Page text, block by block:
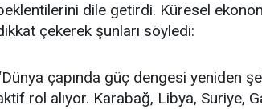
dile getirdi. Küresel
çekerek şunları söyledi:
çapında güç dengesi yeniden
rol alıyor. Karabağ, Libya, Suriye,